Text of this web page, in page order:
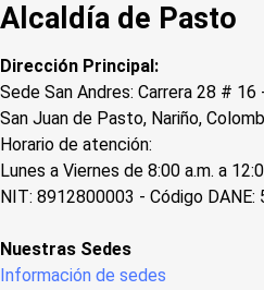
Alcaldía de Pasto
Dirección Principal:
Sede San Andres: Carrera 28 # 16
San Juan de Pasto, Nariño,
Horario de atención:
Lunes a Viernes de 8:00 a.m. a
NIT: 8912800003 - Código DANE:
Nuestras Sedes
Información de sedes